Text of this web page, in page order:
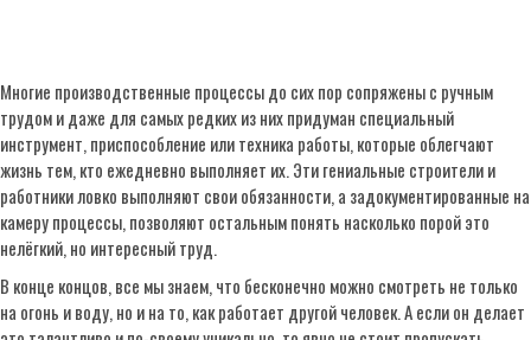
Многие производственные процессы до сих пор сопряжены с ручным
трудом и даже для самых редких из них придуман специальный
инструмент, приспособление или техника работы, которые облегчают
жизнь тем, кто ежедневно выполняет их. Эти гениальные строители и
работники ловко выполняют свои обязанности, а задокументированные на
камеру процессы, позволяют остальным понять насколько порой это
нелёгкий, но интересный труд.
В конце концов, все мы знаем, что бесконечно можно смотреть не только
на огонь и воду, но и на то, как работает другой человек. А если он делает